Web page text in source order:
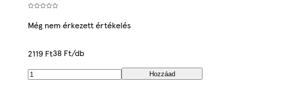
Még nem érkezett értékelés
2119 Ft38 Ft/db
Hozzáad